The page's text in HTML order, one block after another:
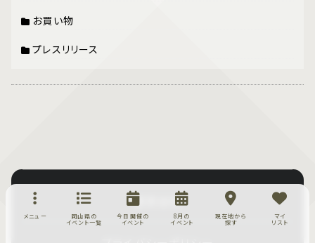
お買い物
プレスリリース
運営会社
メニュー
岡山県の
イベント一覧
今日開催の
イベント
8月の
イベント
現在地から
探す
マイ
リスト